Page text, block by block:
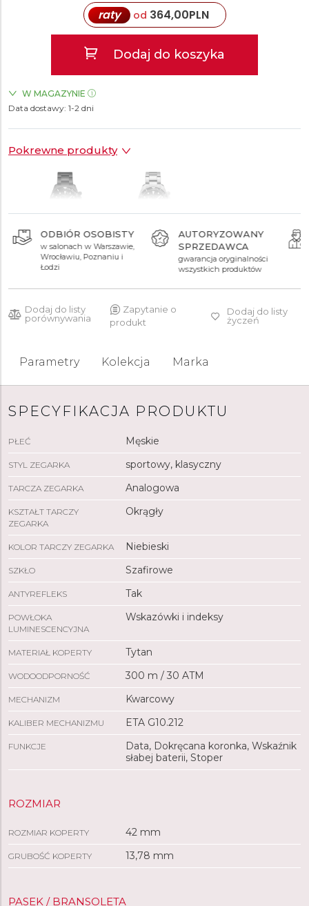
raty od 364,00PLN
Dodaj do koszyka
W MAGAZYNIE
ZEGARKI.PL Sky Tower Wrocław
Data dostawy: 1-2 dni
Pokrewne produkty
3 590 zł
ODBIÓR OSOBISTY
w salonach w Warszawie,
Wrocławiu, Poznaniu i
Łodzi
AUTORYZOWANY
SPRZEDAWCA
gwarancja oryginalności
wszystkich produktów
Dodaj do listy
porównywania
Zapytanie o
produkt
Dodaj do listy
życzeń
Parametry Kolekcja Marka
SPECYFIKACJA PRODUKTU
PŁEĆ Męskie
STYL ZEGARKA sportowy, klasyczny
TARCZA ZEGARKA Analogowa
KSZTAŁT TARCZY
ZEGARKA
Okrągły
KOLOR TARCZY ZEGARKA Niebieski
SZKŁO Szafirowe
ANTYREFLEKS Tak
POWŁOKA
LUMINESCENCYJNA
Wskazówki i indeksy
MATERIAŁ KOPERTY Tytan
WODOODPORNOŚĆ 300 m / 30 ATM
MECHANIZM Kwarcowy
KALIBER MECHANIZMU ETA G10.212
FUNKCJE
Data, Dokręcana koronka, Wskaźnik
słabej baterii, Stoper
ROZMIAR
ROZMIAR KOPERTY 42 mm
GRUBOŚĆ KOPERTY 13,78 mm
PASEK / BRANSOLETA